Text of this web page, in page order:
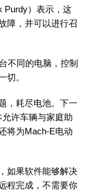
Purdy）表示，这
障，并可以进行召
不同的电脑，控制
切。
，耗尽电池。下一
许车辆与家庭助
将为Mach-E电动
如果软件能够解决
程完成，不需要你